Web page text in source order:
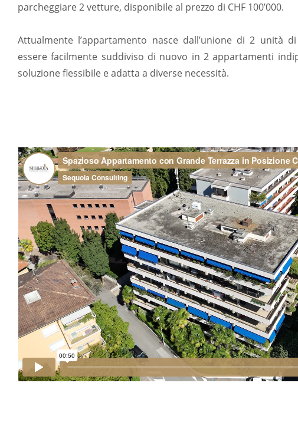
parcheggiare 2 vetture, disponibile al prezzo di CHF 100’000.
Attualmente l’appartamento nasce dall’unione di 2 unità
essere facilmente suddiviso di nuovo in 2 appartamenti
soluzione flessibile e adatta a diverse necessità.